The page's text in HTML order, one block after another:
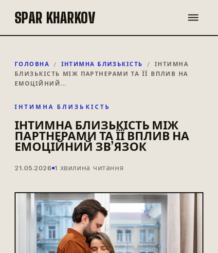
SPAR KHARKOV
ГОЛОВНА / ІНТИМНА БЛИЗЬКІСТЬ /
ІНТИМНА
БЛИЗЬКІСТЬ МІЖ ПАРТНЕРАМИ ТА ЇЇ ВПЛИВ НА
ЕМОЦІЙНИЙ…
ІНТИМНА БЛИЗЬКІСТЬ
ІНТИМНА БЛИЗЬКІСТЬ МІЖ
ПАРТНЕРАМИ ТА ЇЇ ВПЛИВ НА
ЕМОЦІЙНИЙ ЗВ’ЯЗОК
21.05.2026 1 хвилина читання